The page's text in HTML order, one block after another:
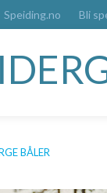
Speiding.no Bli
BÅLER